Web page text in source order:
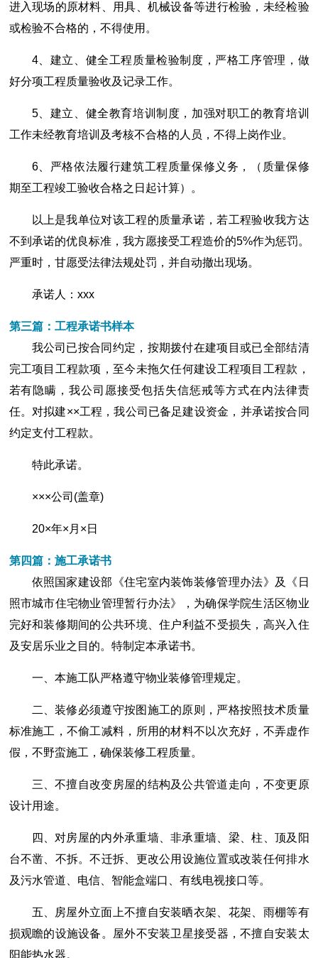
进入现场的原材料、用具、机械设备等进行检验，未经检验
或检验不合格的，不得使用。
4、建立、健全工程质量检验制度，严格工序管理，做
好分项工程质量验收及记录工作。
5、建立、健全教育培训制度，加强对职工的教育培训
工作未经教育培训及考核不合格的人员，不得上岗作业。
6、严格依法履行建筑工程质量保修义务，（质量保修
期至工程竣工验收合格之日起计算）。
以上是我单位对该工程的质量承诺，若工程验收我方达
不到承诺的优良标准，我方愿接受工程造价的5%作为惩罚。
严重时，甘愿受法律法规处罚，并自动撤出现场。
承诺人：xxx
第三篇：工程承诺书样本
我公司已按合同约定，按期拨付在建项目或已全部结清
完工项目工程款项，至今未拖欠任何建设工程项目工程款，
若有隐瞒，我公司愿接受包括失信惩戒等方式在内法律责
任。对拟建××工程，我公司已备足建设资金，并承诺按合同
约定支付工程款。
特此承诺。
×××公司(盖章)
20×年×月×日
第四篇：施工承诺书
依照国家建设部《住宅室内装饰装修管理办法》及《日
照市城市住宅物业管理暂行办法》，为确保学院生活区物业
完好和装修期间的公共环境、住户利益不受损失，高兴入住
及安居乐业之目的。特制定本承诺书。
一、本施工队严格遵守物业装修管理规定。
二、装修必须遵守按图施工的原则，严格按照技术质量
标准施工，不偷工减料，所用的材料不以次充好，不弄虚作
假，不野蛮施工，确保装修工程质量。
三、不擅自改变房屋的结构及公共管道走向，不变更原
设计用途。
四、对房屋的内外承重墙、非承重墙、梁、柱、顶及阳
台不凿、不拆。不迁拆、更改公用设施位置或改装任何排水
及污水管道、电信、智能盒端口、有线电视接口等。
五、房屋外立面上不擅自安装晒衣架、花架、雨棚等有
损观瞻的设施设备。屋外不安装卫星接受器，不擅自安装太
阳能热水器。